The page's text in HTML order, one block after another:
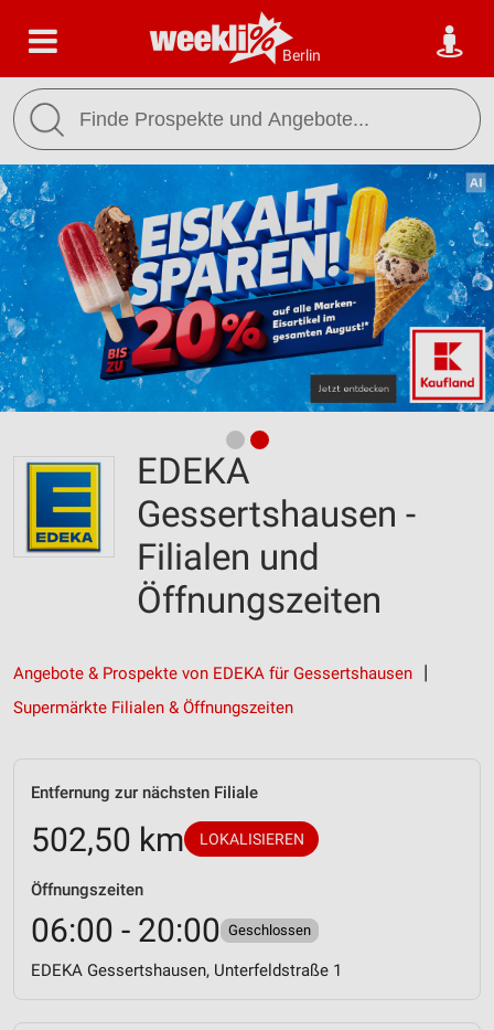
Berlin
EDEKA
Gessertshausen -
Filialen und
Öffnungszeiten
Angebote & Prospekte von EDEKA für Gessertshausen
Supermärkte Filialen & Öffnungszeiten
Entfernung zur nächsten Filiale
502,50 km LOKALISIEREN
Öffnungszeiten
06:00 - 20:00 Geschlossen
EDEKA Gessertshausen, Unterfeldstraße 1